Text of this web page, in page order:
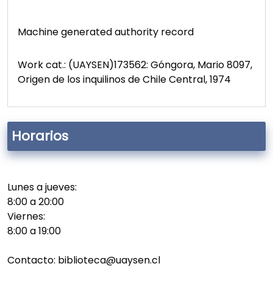
Horarios
Lunes a jueves:
8:00 a 20:00
Viernes:
8:00 a 19:00
Contacto: biblioteca@uaysen.cl
Machine generated authority record
Work cat.: (UAYSEN)173562: Góngora, Mario 8097,
Origen de los inquilinos de Chile Central, 1974